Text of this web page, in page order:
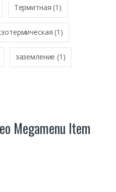
Megamenu Item
Термитная (1)
(1)
заземление (1)